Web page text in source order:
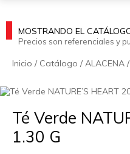
MOSTRANDO EL
Precios son referenciales y
Inicio / Catálogo /ALACENA /
Té Verde
1.30 G